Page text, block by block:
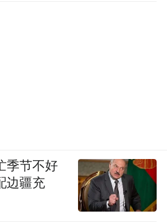
季节不好
边疆充